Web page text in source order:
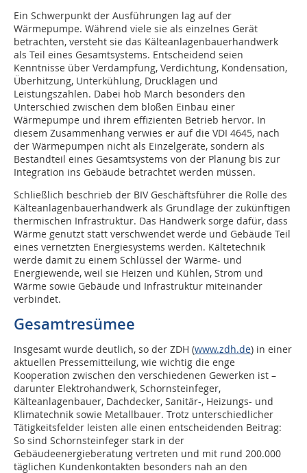
Ein Schwerpunkt der Ausführungen lag auf der
Wärmepumpe. Während viele sie als einzelnes Gerät
betrachten, versteht sie das Kälteanlagenbauerhandwerk
als Teil eines Gesamtsystems. Entscheidend seien
Kenntnisse über Verdampfung, Verdichtung, Kondensation,
Überhitzung, Unterkühlung, Drucklagen und
Leistungszahlen. Dabei hob March besonders den
Unterschied zwischen dem bloßen Einbau einer
Wärmepumpe und ihrem effizienten Betrieb hervor. In
diesem Zusammenhang verwies er auf die VDI 4645, nach
der Wärmepumpen nicht als Einzelgeräte, sondern als
Bestandteil eines Gesamtsystems von der Planung bis zur
Integration ins Gebäude betrachtet werden müssen.
Schließlich beschrieb der BIV Geschäftsführer die Rolle des
Kälteanlagenbauerhandwerk als Grundlage der zukünftigen
thermischen Infrastruktur. Das Handwerk sorge dafür, dass
Wärme genutzt statt verschwendet werde und Gebäude Teil
eines vernetzten Energiesystems werden. Kältetechnik
werde damit zu einem Schlüssel der Wärme- und
Energiewende, weil sie Heizen und Kühlen, Strom und
Wärme sowie Gebäude und Infrastruktur miteinander
verbindet.
Gesamtresümee
Insgesamt wurde deutlich, so der ZDH (www.zdh.de) in einer
aktuellen Pressemitteilung, wie wichtig die enge
Kooperation zwischen den verschiedenen Gewerken ist –
darunter Elektrohandwerk, Schornsteinfeger,
Kälteanlagenbauer, Dachdecker, Sanitär-, Heizungs- und
Klimatechnik sowie Metallbauer. Trotz unterschiedlicher
Tätigkeitsfelder leisten alle einen entscheidenden Beitrag:
So sind Schornsteinfeger stark in der
Gebäudeenergieberatung vertreten und mit rund 200.000
täglichen Kundenkontakten besonders nah an den